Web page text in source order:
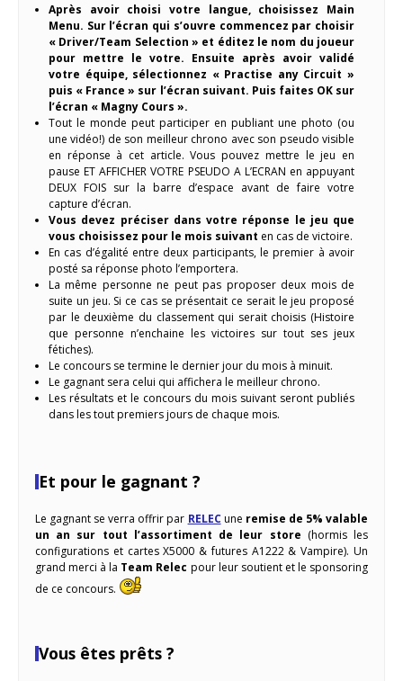
Après avoir choisi votre langue, choisissez Main
Menu. Sur l’écran qui s’ouvre commencez par choisir
« Driver/Team Selection » et éditez le nom du joueur
pour mettre le votre. Ensuite après avoir validé
votre équipe, sélectionnez « Practise any Circuit »
puis « France » sur l’écran suivant. Puis faites OK sur
l’écran « Magny Cours ».
Tout le monde peut participer en publiant une photo (ou
une vidéo!) de son meilleur chrono avec son pseudo visible
en réponse à cet article. Vous pouvez mettre le jeu en
pause ET AFFICHER VOTRE PSEUDO A L’ECRAN en appuyant
DEUX FOIS sur la barre d’espace avant de faire votre
capture d’écran.
Vous devez préciser dans votre réponse le jeu que
vous choisissez pour le mois suivant en cas de victoire.
En cas d’égalité entre deux participants, le premier à avoir
posté sa réponse photo l’emportera.
La même personne ne peut pas proposer deux mois de
suite un jeu. Si ce cas se présentait ce serait le jeu proposé
par le deuxième du classement qui serait choisis (Histoire
que personne n’enchaine les victoires sur tout ses jeux
fétiches).
Le concours se termine le dernier jour du mois à minuit.
Le gagnant sera celui qui affichera le meilleur chrono.
Les résultats et le concours du mois suivant seront publiés
dans les tout premiers jours de chaque mois.
Et pour le gagnant ?
Le gagnant se verra offrir par RELECune remise de 5% valable
un an sur tout l’assortiment de leur store (hormis les
configurations et cartes X5000 & futures A1222 & Vampire). Un
grand merci à la Team Relec pour leur soutient et le sponsoring
de ce concours.
Vous êtes prêts ?